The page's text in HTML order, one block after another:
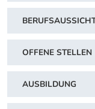
OFFENE STELLEN
AUSBILDUNG